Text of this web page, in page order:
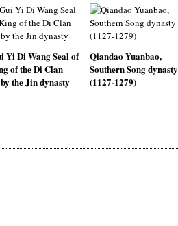
Yi Di Wang Seal of
of the Di Clan
the Jin dynasty
Qiandao Yuanbao,
Southern Song dynasty
(1127-1279)